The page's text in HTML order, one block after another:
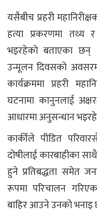
यसैबीच प्रहरी
हत्या प्रकरणमा तथ्य
भइरहेको बताएका छन् ।
उन्मूलन दिवसको
कार्यक्रममा प्रहरी
घटनामा कानुनलाई
आधारमा अनुसन्धान
कार्कीले पीडित
दोषीलाई कारबाहीका
हुने प्रतिबद्धता समेत
रूपमा परिचालन
बाहिर आउने उनको भनाइ